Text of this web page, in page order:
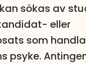
sökas av
eller
som
psyke.